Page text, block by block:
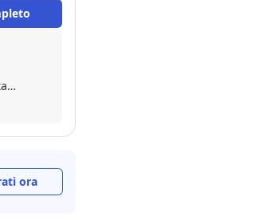
la
ora